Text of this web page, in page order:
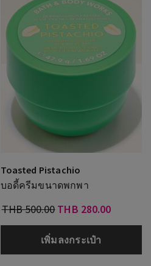
Toasted Pistachio
บอดี้ครีมขนาดพกพา
THB 500.00THB 280.00
เพิ่มลงกระเป๋า